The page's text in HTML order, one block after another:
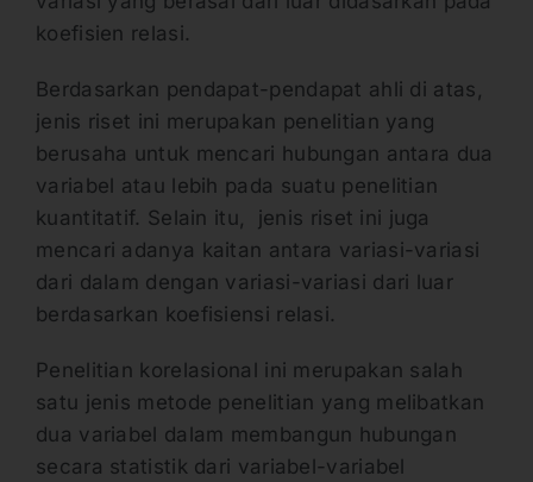
koefisien relasi.
Berdasarkan pendapat-pendapat ahli di atas,
jenis riset ini merupakan penelitian yang
berusaha untuk mencari hubungan antara dua
variabel atau lebih pada suatu penelitian
kuantitatif. Selain itu, jenis riset ini juga
mencari adanya kaitan antara variasi-variasi
dari dalam dengan variasi-variasi dari luar
berdasarkan koefisiensi relasi.
Penelitian korelasional ini merupakan salah
satu jenis metode penelitian yang melibatkan
dua variabel dalam membangun hubungan
secara statistik dari variabel-variabel